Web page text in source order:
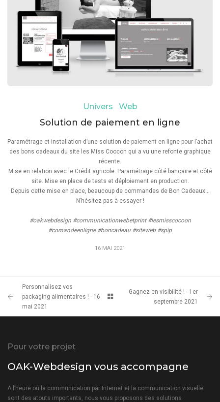
Univers Web
Solution de paiement en ligne
Paramétrage et installation d’une solution de paiement en ligne pour l’achat
des bons cadeaux du site les Miss Coocon qui a vu une refonte graphique
récente.
Mise en relation avec le Crédit agricole. Paramétrage côté bancaire et côté
site. Mise en place de tests et déploiement en production.
Depuis cette mise en place, beaucoup de commandes de Bon Cadeaux...
N’hésitez pas à essayer !
#oakwebdesign #communicationwebetprint #lesmisscocoon
#comandeenligne #boncadeau #siteweb #spip
16 MAI 2021
Personnalisez vos
packaging alimentaires ! - 16
mai 2021
Gagnez en visibilité ! - 1er
septembre 2021
Pour votre projet
OAK-Webdesign vous accompagne
A l’heure où la communication par Internet et la communication visuelle
sont des atouts importants, nous vous proposons des solutions